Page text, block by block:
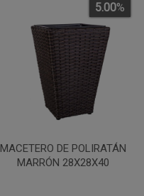
MACETERO DE POLIRATÁN
MARRÓN 28X28X40
5.00%